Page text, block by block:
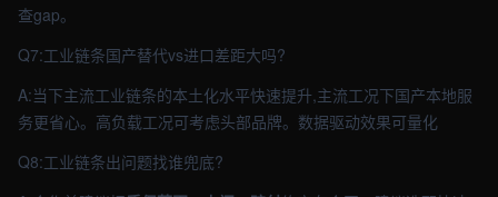
查gap。
Q7:工业链条国产替代vs进口差距大吗?
A:当下主流工业链条的本土化水平快速提升,主流工况下国产本地服
务更省心。高负载工况可考虑头部品牌。数据驱动效果可量化
Q8:工业链条出问题找谁兜底?